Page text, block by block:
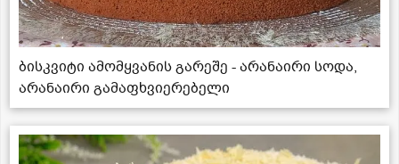
ბისკვიტი ამომყვანის გარეშე - არანაირი სოდა,
არანაირი გამაფხვიერებელი